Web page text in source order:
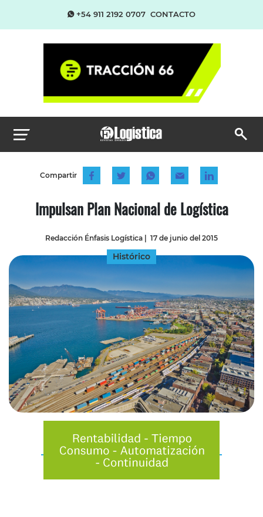
+54 911 2192 0707 CONTACTO
Compartir
Impulsan Plan Nacional de Logística
Redacción Énfasis Logística | 17 de junio del 2015
Histórico